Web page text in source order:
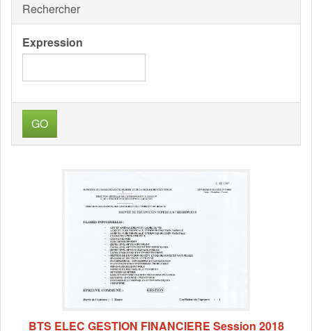
Rechercher
Expression
GO
BTS ELEC GESTION FINANCIERE Session 2018